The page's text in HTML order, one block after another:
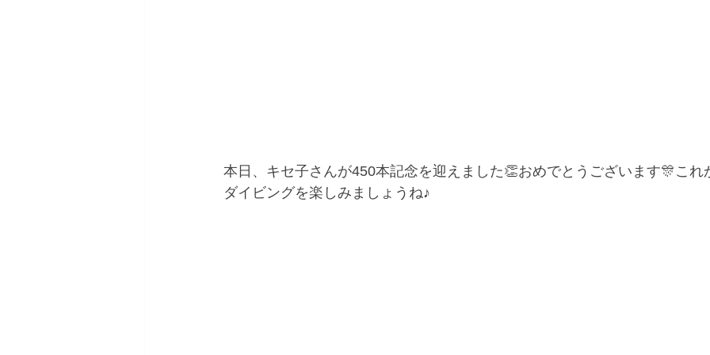
本日、キセ子さんが450本記念を迎えました👏おめでとうございます🎊これ
ダイビングを楽しみましょうね♪